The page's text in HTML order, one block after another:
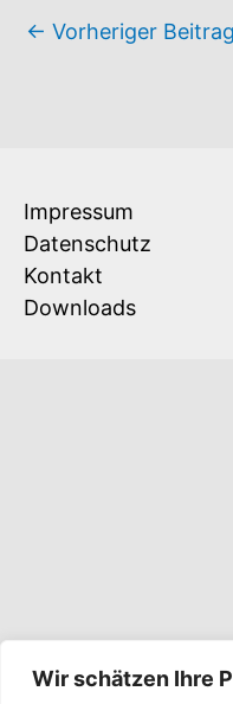
Wir schätzen Ihre
← Vorheriger Beitrag
Impressum
Datenschutz
Kontakt
Downloads